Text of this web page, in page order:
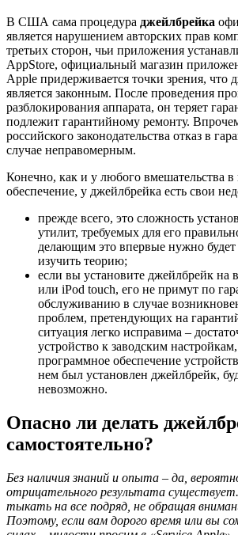
В США сама процедура джейлбрейка
является нарушением авторских прав
третьих сторон, чьи приложения
AppStore, официальный магазин
Apple придерживается точки зрения, что
является законным. После проведения
разблокирования аппарата, он теряет
подлежит гарантийному ремонту.
российского законодательства отказ в
случае неправомерным.
Конечно, как и у любого вмешательства
обеспечение, у джейлбрейка есть свои
прежде всего, это сложность
утилит, требуемых для его
делающим это впервые нужно будет
изучить теорию;
если вы установите джейлбрейк на
или iPod touch, его не примут по
обслуживанию в случае
проблем, претендующих на
ситуация легко исправима –
устройство к заводским
программное обеспечение
нем был установлен джейлбрейк,
невозможно.
Опасно ли делать
самостоятельно?
Без наличия знаний и опыта – да,
отрицательного результата
тыкать на все подряд, не обращая
Поэтому, если вам дорого время или вы